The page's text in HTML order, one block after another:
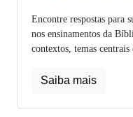
Encontre respostas para
nos ensinamentos da
contextos, temas centrais
Saiba mais